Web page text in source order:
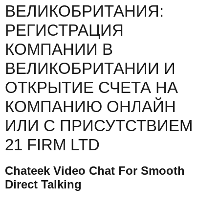
ВЕЛИКОБРИТАНИЯ:
РЕГИСТРАЦИЯ
КОМПАНИИ В
ВЕЛИКОБРИТАНИИ И
ОТКРЫТИЕ СЧЕТА НА
КОМПАНИЮ ОНЛАЙН
ИЛИ С ПРИСУТСТВИЕМ
21 FIRM LTD
Chateek Video Chat For Smooth
Direct Talking